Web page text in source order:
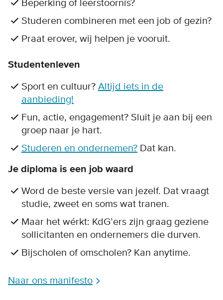
Beperking of leerstoornis?
Studeren combineren met een job of gezin?
Praat erover, wij helpen je vooruit.
Studentenleven
Sport en cultuur? Altijd iets in de
aanbieding!
Fun, actie, engagement? Sluit je aan bij een
groep naar je hart.
Studeren en ondernemen? Dat kan.
Je diploma is een job waard
Word de beste versie van jezelf. Dat vraagt
studie, zweet en soms wat tranen.
Maar het wérkt: KdG’ers zijn graag geziene
sollicitanten en ondernemers die durven.
Bijscholen of omscholen? Kan anytime.
Naar ons manifesto